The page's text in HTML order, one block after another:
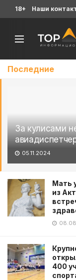
Последние
За кулисами
05.11.2024
Мать
из
400
18+ Наши